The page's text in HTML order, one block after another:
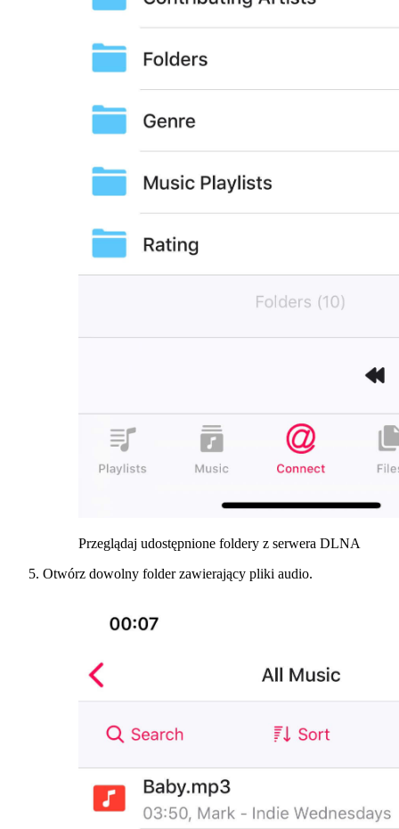
Przeglądaj udostępnione foldery z serwera DLNA
Otwórz dowolny folder zawierający pliki audio.